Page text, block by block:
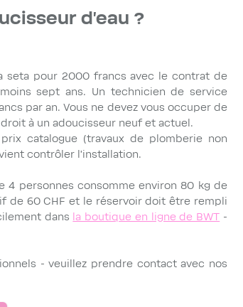
d'eau ?
seta pour 2000 francs avec le contrat de
sept ans. Un technicien de service
par an. Vous ne devez vous occuper de
à un adoucisseur neuf et actuel.
catalogue (travaux de plomberie non
contrôler l'installation.
4 personnes consomme environ 80 kg de
de 60 CHF et le réservoir doit être rempli
dans la boutique en ligne de BWT -
- veuillez prendre contact avec nos